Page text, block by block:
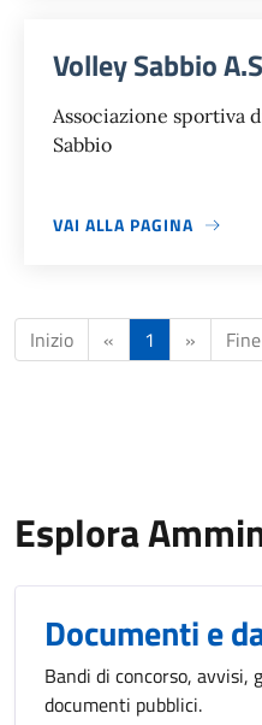
Volley Sabbio
Associazione sportiva
Sabbio
VAI ALLA PAGINA
Inizio « 1 » Fine
Esplora
Documenti e
Bandi di concorso,
documenti pubblici.